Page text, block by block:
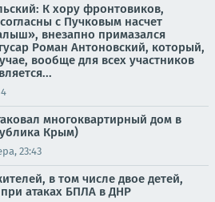
К хору фронтовиков,
с Пучковым насчет
внезапно примазался
Роман Антоновский, который,
вообще для всех участников
многоквартирный дом в
Крым)
23:43
в том числе двое детей,
атаках БПЛА в ДНР